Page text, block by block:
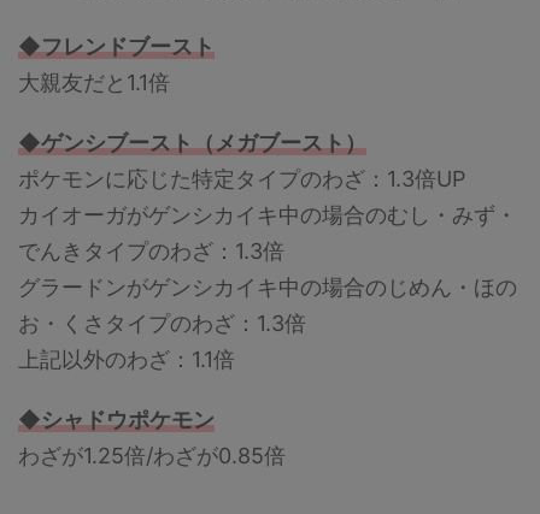
◆フレンドブースト
大親友だと1.1倍
◆ゲンシブースト（メガブースト）
ポケモンに応じた特定タイプのわざ：1.3倍UP
カイオーガがゲンシカイキ中の場合のむし・みず・
でんきタイプのわざ：1.3倍
グラードンがゲンシカイキ中の場合のじめん・ほの
お・くさタイプのわざ：1.3倍
上記以外のわざ：1.1倍
◆シャドウポケモン
わざが1.25倍/わざが0.85倍